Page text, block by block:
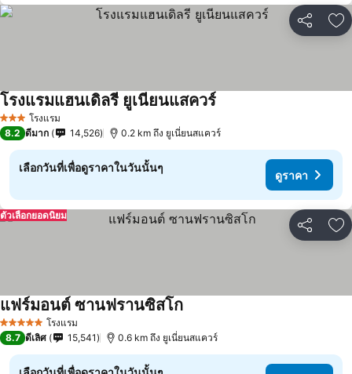
แชร์ เ
3 ดาว โรงแรม
โรงแรมแฮนเดิลรี ยูเนียนแสควร์
8.2 ดีมาก 14,526 0.2 km ถึง ยูเนี่ยนสแควร์
เลือกวันที่เพื่อดูราคาในวันนั้นๆ
ดูราคา
แชร์ เ
ตัวเลือกยอดนิยม
5 ดาว โรงแรม
แฟร์มอนต์ ซานฟรานซิสโกดูราคา
8.7 ดีเลิศ 15,541 0.6 km ถึง ยูเนี่ยนสแควร์